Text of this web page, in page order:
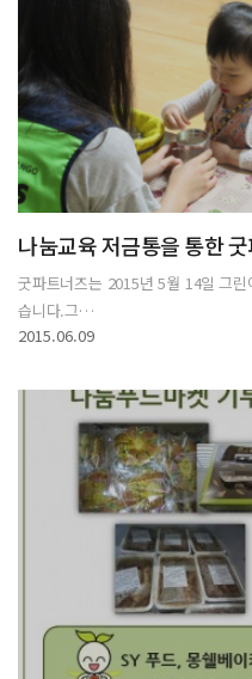
나눔교육 저금통을 통한
굿파트너즈는 2015년 5월 14일 그
습니다.​그…
2015.06.09